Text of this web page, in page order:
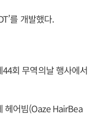
를 개발했다.
회 무역의날 행사에서
헤어빔(Oaze HairBea